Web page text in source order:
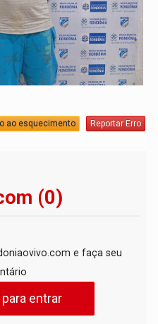
ao esquecimento Reportar Erro
(0)
e faça seu
entrar